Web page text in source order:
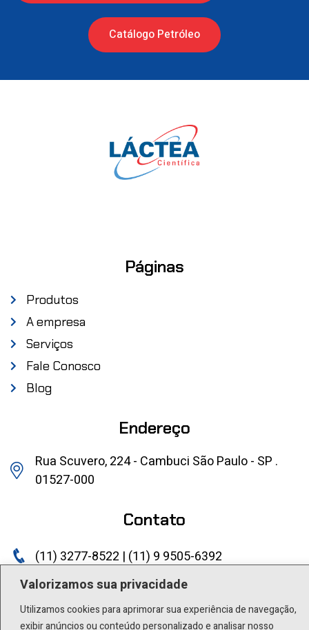
Valorizamos sua privacidade
Utilizamos cookies para aprimorar sua experiência de navegação,
exibir anúncios ou conteúdo personalizado e analisar nosso
Catálogo Petróleo
Páginas
Produtos
A empresa
Serviços
Fale Conosco
Blog
Endereço
Rua Scuvero, 224 - Cambuci São Paulo - SP .
01527-000
Contato
(11) 3277-8522 | (11) 9 9505-6392
lactea@lactea.com.br
Social